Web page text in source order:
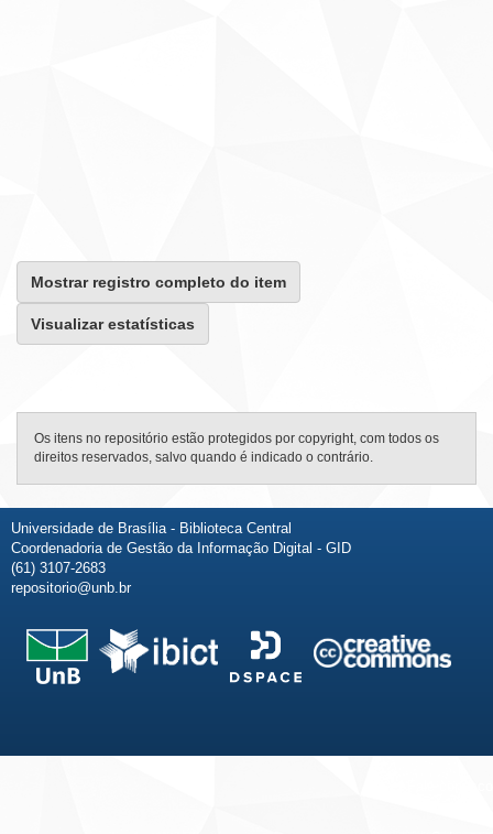
Mostrar registro completo do item
Visualizar estatísticas
Os itens no repositório estão protegidos por copyright, com todos os
direitos reservados, salvo quando é indicado o contrário.
Universidade de Brasília - Biblioteca Central
Coordenadoria de Gestão da Informação Digital - GID
(61) 3107-2683
repositorio@unb.br